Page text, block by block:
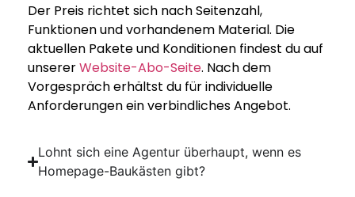
Der Preis richtet sich nach Seitenzahl,
Funktionen und vorhandenem Material. Die
aktuellen Pakete und Konditionen findest du auf
unsererWebsite-Abo-Seite. Nach dem
Vorgespräch erhältst du für individuelle
Anforderungen ein verbindliches Angebot.
Lohnt sich eine Agentur überhaupt, wenn es
Homepage-Baukästen gibt?